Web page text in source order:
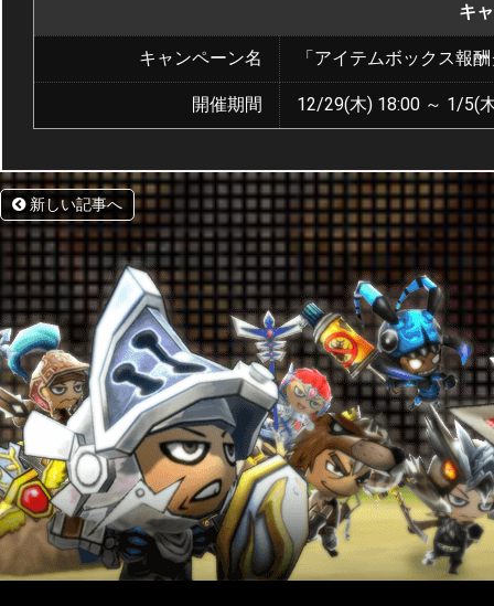
キ
キャンペーン名 「アイテムボックス報
開催期間 12/29(木) 18:00 ～ 1/5(
新しい記事へ